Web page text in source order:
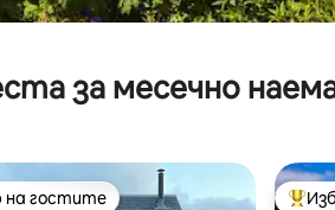
за месечно
на гостите